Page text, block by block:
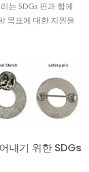
는 SDGs 핀과 함께
목표에 대한 지원을
내기 위한 SDGs